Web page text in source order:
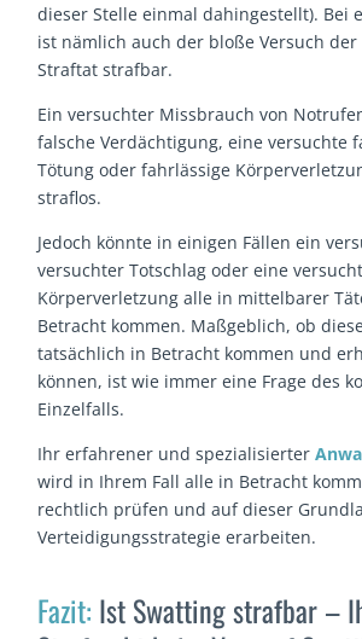
dieser Stelle einmal dahingestellt). Bei
ist nämlich auch der bloße Versuch
Straftat strafbar.
Ein versuchter Missbrauch von
falsche Verdächtigung, eine versuchte
Tötung oder fahrlässige
straflos.
Jedoch könnte in einigen Fällen ein
versuchter Totschlag oder eine
Körperverletzung alle in mittelbarer
Betracht kommen. Maßgeblich, ob
tatsächlich in Betracht kommen und
können, ist wie immer eine Frage des
Einzelfalls.
Ihr erfahrener und spezialisierter
wird in Ihrem Fall alle in Betracht
rechtlich prüfen und auf dieser
Verteidigungsstrategie erarbeiten.
Fazit: Ist Swatting strafbar –